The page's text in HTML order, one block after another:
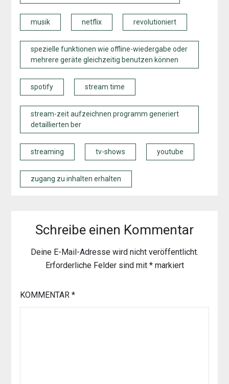
musik netflix revolutioniert
spezielle funktionen wie offline-wiedergabe oder
mehrere geräte gleichzeitig benutzen können
spotify stream time
stream-zeit aufzeichnen programm generiert
detaillierten ber
streaming tv-shows youtube
zugang zu inhalten erhalten
Schreibe einen Kommentar
Deine E-Mail-Adresse wird nicht veröffentlicht.
Erforderliche Felder sind mit *markiert
KOMMENTAR *